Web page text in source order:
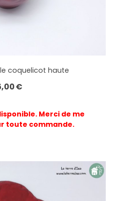
coquelicot haute
€
Merci de me
toute commande.